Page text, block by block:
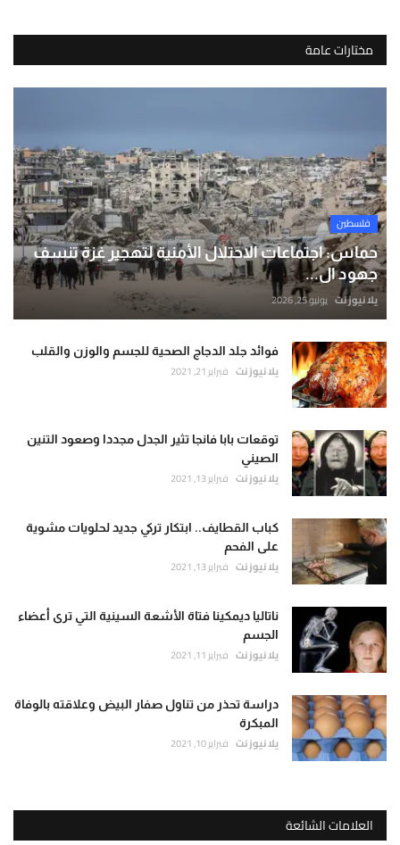
مختارات عامة
فلسطين
حماس: اجتماعات الاحتلال الأمنية لتهجير غزة تنسف
جهود ال...
يلا نيوز نت يونيو 25, 2026
فوائد جلد الدجاج الصحية للجسم والوزن والقلب
يلا نيوز نت فبراير 21, 2021
توقعات بابا فانجا تثير الجدل مجددا وصعود التنين
الصيني
يلا نيوز نت فبراير 13, 2021
كباب القطايف.. ابتكار تركي جديد لحلويات مشوية
على الفحم
يلا نيوز نت فبراير 13, 2021
ناتاليا ديمكينا فتاة الأشعة السينية التي ترى أعضاء
الجسم
يلا نيوز نت فبراير 11, 2021
دراسة تحذر من تناول صفار البيض وعلاقته بالوفاة
المبكرة
يلا نيوز نت فبراير 10, 2021
العلامات الشائعة